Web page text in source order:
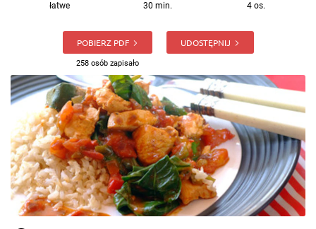
łatwe 30 min. 4 os.
POBIERZ PDF
258 osób zapisało
UDOSTĘPNIJ